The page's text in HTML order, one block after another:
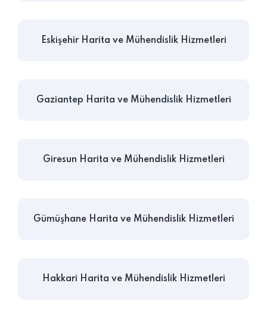
Eskişehir Harita ve Mühendislik Hizmetleri
Gaziantep Harita ve Mühendislik Hizmetleri
Giresun Harita ve Mühendislik Hizmetleri
Gümüşhane Harita ve Mühendislik Hizmetleri
Hakkari Harita ve Mühendislik Hizmetleri